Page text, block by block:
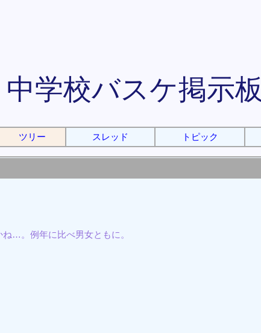
中学校バスケ掲示板
ツリー スレッド トピック
…。例年に比べ男女ともに。